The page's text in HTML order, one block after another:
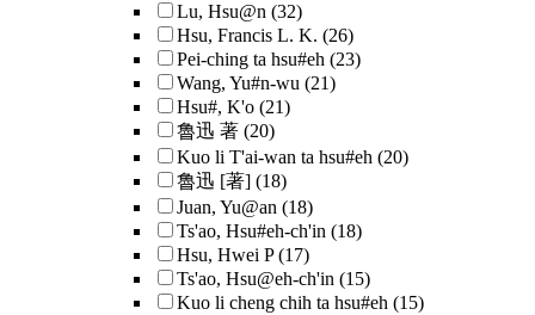
Lu, Hsu@n (32)
Hsu, Francis L. K. (26)
Pei-ching ta hsu#eh (23)
Wang, Yu#n-wu (21)
Hsu#, K'o (21)
魯迅 著 (20)
Kuo li T'ai-wan ta hsu#eh (20)
魯迅 [著] (18)
Juan, Yu@an (18)
Ts'ao, Hsu#eh-ch'in (18)
Hsu, Hwei P (17)
Ts'ao, Hsu@eh-ch'in (15)
Kuo li cheng chih ta hsu#eh (15)